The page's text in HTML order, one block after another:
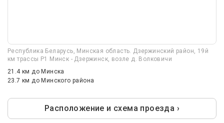
Республика Беларусь, Минская область. Дзержинский район, 19й
км трассы P1 Минск - Дзержинск, возле д. Волковичи
21.4 кмдо Минска
23.7 кмдо Минского района
Расположение и схема проезда ›